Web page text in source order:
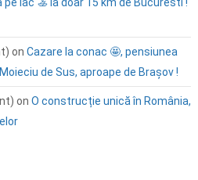
pe lac 🚣 la doar 15 km de Bucuresti !
on Cazare la conac 🤩, pensiunea
de Sus, aproape de Brașov !
on O construcție unică în România,